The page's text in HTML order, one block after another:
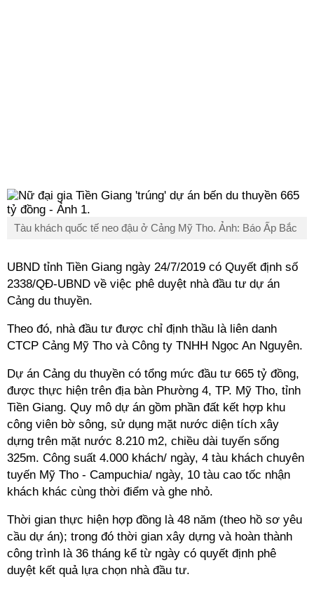
Tàu khách quốc tế neo đậu ở Cảng Mỹ Tho. Ảnh: Báo Ấp Bắc
UBND tỉnh Tiền Giang ngày 24/7/2019 có Quyết định số
2338/QĐ-UBND về việc phê duyệt nhà đầu tư dự án
Cảng du thuyền.
Theo đó, nhà đầu tư được chỉ định thầu là liên danh
CTCP Cảng Mỹ Tho và Công ty TNHH Ngọc An Nguyên.
Dự án Cảng du thuyền có tổng mức đầu tư 665 tỷ đồng,
được thực hiện trên địa bàn Phường 4, TP. Mỹ Tho, tỉnh
Tiền Giang. Quy mô dự án gồm phần đất kết hợp khu
công viên bờ sông, sử dụng mặt nước diện tích xây
dựng trên mặt nước 8.210 m2, chiều dài tuyến sống
325m. Công suất 4.000 khách/ ngày, 4 tàu khách chuyên
tuyến Mỹ Tho - Campuchia/ ngày, 10 tàu cao tốc nhận
khách khác cùng thời điểm và ghe nhỏ.
Thời gian thực hiện hợp đồng là 48 năm (theo hồ sơ yêu
cầu dự án); trong đó thời gian xây dựng và hoàn thành
công trình là 36 tháng kể từ ngày có quyết định phê
duyệt kết quả lựa chọn nhà đầu tư.